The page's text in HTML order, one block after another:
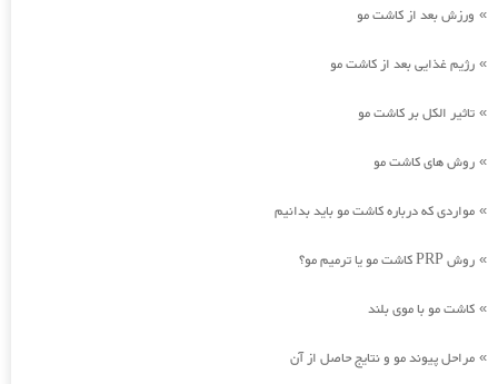
» ورزش بعد از کاشت مو
» رژیم غذایی بعد از کاشت مو
» تاثیر الکل بر کاشت مو
» روش های کاشت مو
» مواردی که درباره کاشت مو باید بدانیم
» روش PRP کاشت مو یا ترمیم مو؟
» کاشت مو با موی بلند
» مراحل پیوند مو و نتایج حاصل از آن